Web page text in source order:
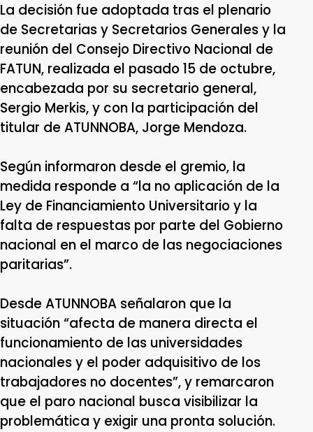
La decisión fue adoptada tras el plenario
de Secretarias y Secretarios Generales y la
reunión del Consejo Directivo Nacional de
FATUN, realizada el pasado 15 de octubre,
encabezada por su secretario general,
Sergio Merkis, y con la participación del
titular de ATUNNOBA, Jorge Mendoza.
Según informaron desde el gremio, la
medida responde a “la no aplicación de la
Ley de Financiamiento Universitario y la
falta de respuestas por parte del Gobierno
nacional en el marco de las negociaciones
paritarias”.
Desde ATUNNOBA señalaron que la
situación “afecta de manera directa el
funcionamiento de las universidades
nacionales y el poder adquisitivo de los
trabajadores no docentes”, y remarcaron
que el paro nacional busca visibilizar la
problemática y exigir una pronta solución.